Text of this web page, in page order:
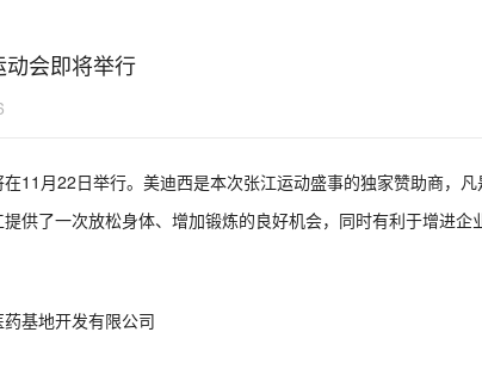
会即将举行
11月22日举行。美迪西是本次张江运动盛事的独家赞助商，
供了一次放松身体、增加锻炼的良好机会，同时有利于增进企
基地开发有限公司